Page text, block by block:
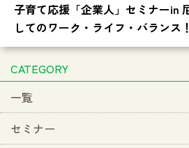
子育て応援「企業人」セミナーin
してのワーク・ライフ・バランス！
CATEGORY
一覧
セミナー